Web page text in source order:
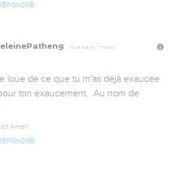
Il y a 5 ans, 7 mois
loue de ce que tu m'as déjà exaucée
ton exaucement.  Au nom de
Amen